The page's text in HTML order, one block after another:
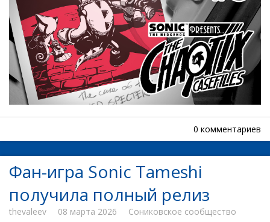
0 комментариев
Фан-игра Sonic Tameshi
получила полный релиз
thevaleev 08 марта 2026
Сониковское сообщество